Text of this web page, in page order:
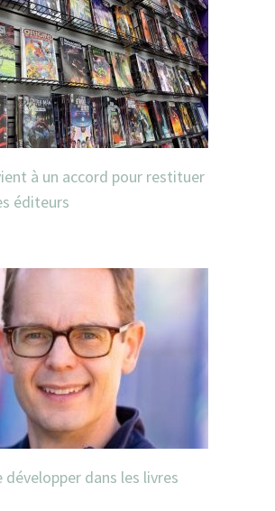
à un accord pour restituer
éditeurs
développer dans les livres